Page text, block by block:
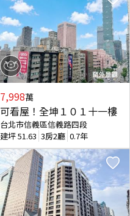
7,998萬
可看屋！全坤１０１十一樓
台北市信義區信義路四段
建坪51.63 3房2廳 0.7年